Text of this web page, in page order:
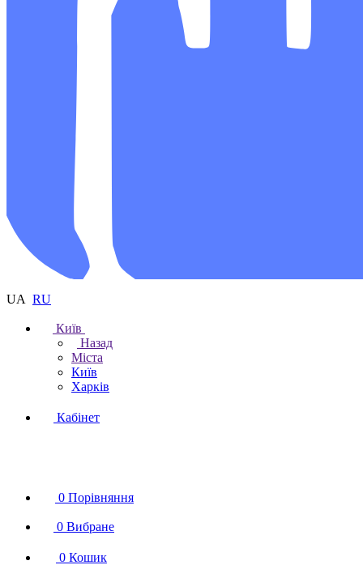
UA RU
Київ
Назад
Міста
Київ
Харків
Кабінет
0 Порівняння
0 Вибране
0 Кошик